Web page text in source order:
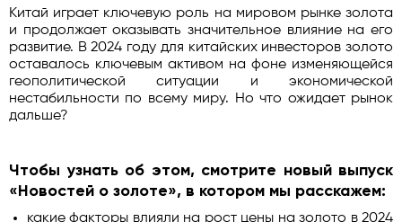
Китай играет ключевую роль на мировом рынке золота
и продолжает оказывать значительное влияние на его
развитие. В 2024 году для китайских инвесторов золото
оставалось ключевым активом на фоне изменяющейся
геополитической ситуации и экономической
нестабильности по всему миру. Но что ожидает рынок
дальше?
Чтобы узнать об этом, смотрите новый выпуск
«Новостей о золоте», в котором мы расскажем:
какие факторы влияли на рост цены на золото в 2024